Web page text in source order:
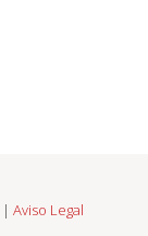
| Aviso Legal